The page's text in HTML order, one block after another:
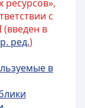
с
(введен в
ред.)
в